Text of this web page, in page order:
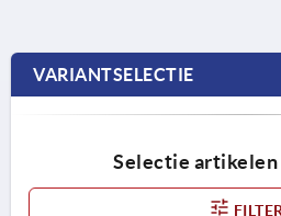
VARIANTSELECTIE
Selectie artikelen
FILTER